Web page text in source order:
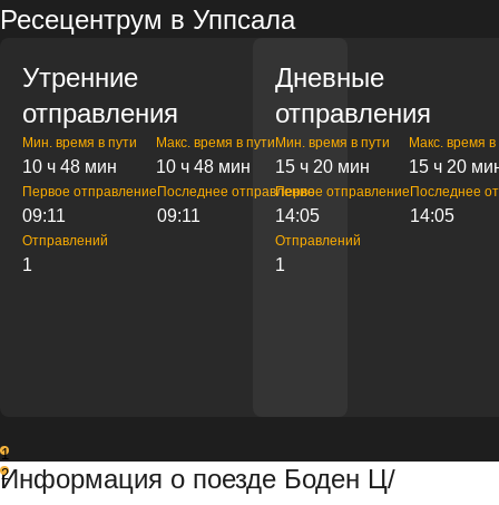
Ресецентрум в Уппсала
Утренние
отправления
Мин. время в пути
10 ч 48 мин
Макс. время в пути
10 ч 48 мин
Первое отправление
09:11
Последнее отправление
09:11
Отправлений
1
Дневные
отправления
Мин. время в пути
15 ч 20 мин
Макс. время в
15 ч 20
Первое отправление
14:05
Последнее
14:05
Отправлений
1
1
2
Информация о поезде Боден Ц/